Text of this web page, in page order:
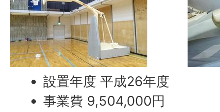
設置年度 平成26年度
事業費 9,504,000円